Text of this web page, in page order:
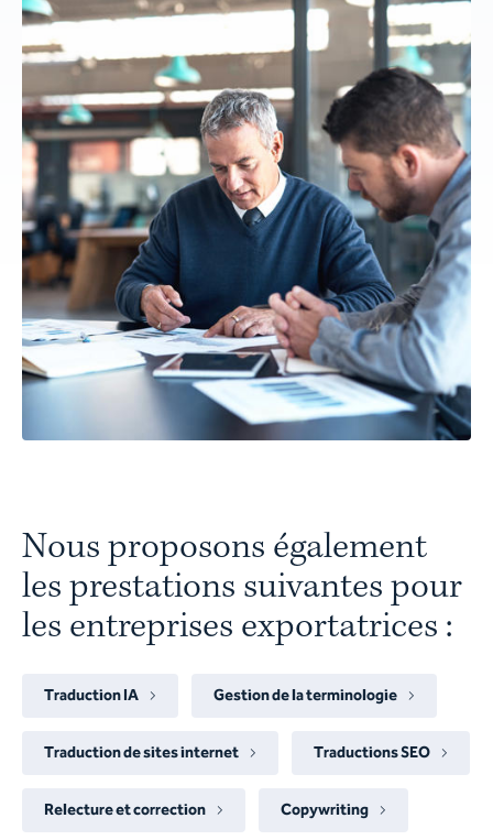
Nous proposons également
les prestations suivantes pour
les entreprises exportatrices :
Traduction IA Gestion de la terminologie
Traduction de sites internet Traductions SEO
Relecture et correction Copywriting